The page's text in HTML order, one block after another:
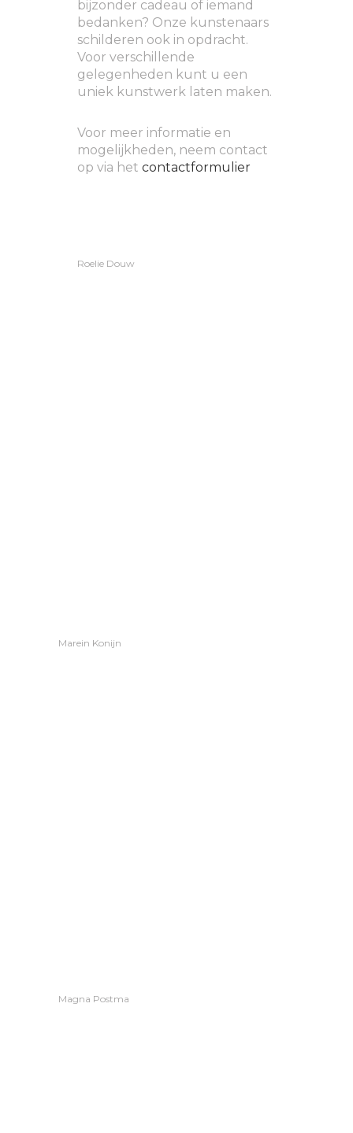
bijzonder cadeau of iemand
bedanken? Onze kunstenaars
schilderen ook in opdracht.
Voor verschillende
gelegenheden kunt u een
uniek kunstwerk laten maken.
Voor meer informatie en
mogelijkheden, neem contact
op via het contactformulier
Roelie Douw
Marein Konijn
Magna Postma